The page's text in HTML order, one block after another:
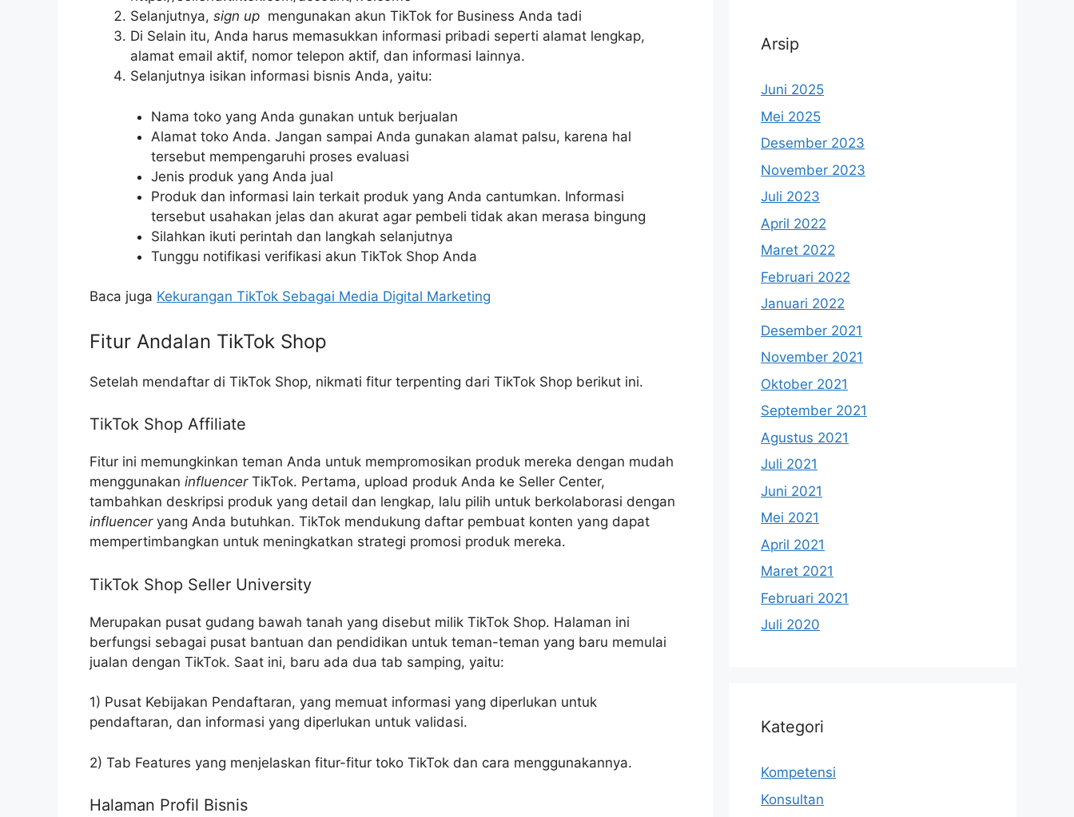
Selanjutnya, sign up mengunakan akun TikTok for Business Anda tadi
Di Selain itu, Anda harus memasukkan informasi pribadi seperti alamat lengkap,
alamat email aktif, nomor telepon aktif, dan informasi lainnya.
Selanjutnya isikan informasi bisnis Anda, yaitu:
Nama toko yang Anda gunakan untuk berjualan
Alamat toko Anda. Jangan sampai Anda gunakan alamat palsu, karena hal
tersebut mempengaruhi proses evaluasi
Jenis produk yang Anda jual
Produk dan informasi lain terkait produk yang Anda cantumkan. Informasi
tersebut usahakan jelas dan akurat agar pembeli tidak akan merasa bingung
Silahkan ikuti perintah dan langkah selanjutnya
Tunggu notifikasi verifikasi akun TikTok Shop Anda
Baca juga Kekurangan TikTok Sebagai Media Digital Marketing
Fitur Andalan TikTok Shop
Setelah mendaftar di TikTok Shop, nikmati fitur terpenting dari TikTok Shop berikut ini.
TikTok Shop Affiliate
Fitur ini memungkinkan teman Anda untuk mempromosikan produk mereka dengan mudah
menggunakan influencerTikTok. Pertama, upload produk Anda ke Seller Center,
tambahkan deskripsi produk yang detail dan lengkap, lalu pilih untuk berkolaborasi dengan
influenceryang Anda butuhkan. TikTok mendukung daftar pembuat konten yang dapat
mempertimbangkan untuk meningkatkan strategi promosi produk mereka.
TikTok Shop Seller University
Merupakan pusat gudang bawah tanah yang disebut milik TikTok Shop. Halaman ini
berfungsi sebagai pusat bantuan dan pendidikan untuk teman-teman yang baru memulai
jualan dengan TikTok. Saat ini, baru ada dua tab samping, yaitu:
1) Pusat Kebijakan Pendaftaran, yang memuat informasi yang diperlukan untuk
pendaftaran, dan informasi yang diperlukan untuk validasi.
2) Tab Features yang menjelaskan fitur-fitur toko TikTok dan cara menggunakannya.
Halaman Profil Bisnis
Arsip
Juni 2025
Mei 2025
Desember 2023
November 2023
Juli 2023
April 2022
Maret 2022
Februari 2022
Januari 2022
Desember 2021
November 2021
Oktober 2021
September 2021
Agustus 2021
Juli 2021
Juni 2021
Mei 2021
April 2021
Maret 2021
Februari 2021
Juli 2020
Kategori
Kompetensi
Konsultan